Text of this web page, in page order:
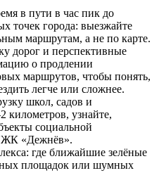
в пути в час пик до
точек города: выезжайте
маршрутам, а не по карте.
дорог и перспективные
о продлении
маршрутов, чтобы понять,
легче или сложнее.
школ, садов и
километров, узнайте,
социальной
ЖК «Дежнёв».
где ближайшие зелёные
площадок или шумных